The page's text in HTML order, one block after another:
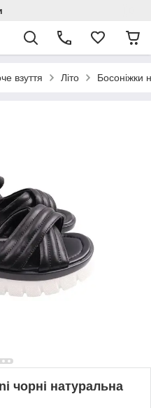
взуття Літо Босоніжки
чорні натуральна